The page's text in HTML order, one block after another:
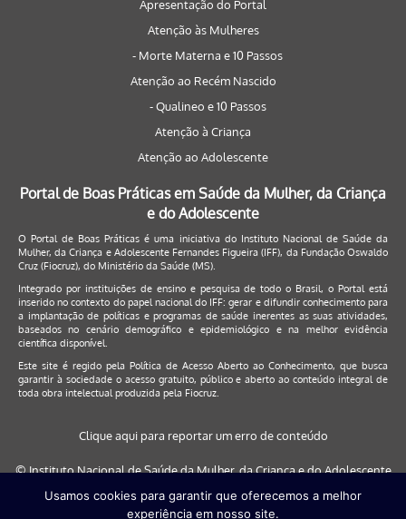
Apresentação do Portal
Atenção às Mulheres
- Morte Materna e 10 Passos
Atenção ao Recém Nascido
- Qualineo e 10 Passos
Atenção à Criança
Atenção ao Adolescente
Portal de Boas Práticas em Saúde da Mulher, da Criança
e do Adolescente
O Portal de Boas Práticas é uma iniciativa do Instituto Nacional de Saúde da
Mulher, da Criança e Adolescente Fernandes Figueira (IFF), da Fundação Oswaldo
Cruz (Fiocruz), do Ministério da Saúde (MS).
Integrado por instituições de ensino e pesquisa de todo o Brasil, o Portal está
inserido no contexto do papel nacional do IFF: gerar e difundir conhecimento para
a implantação de políticas e programas de saúde inerentes as suas atividades,
baseados no cenário demográfico e epidemiológico e na melhor evidência
científica disponível.
Este site é regido pela Política de Acesso Aberto ao Conhecimento, que busca
garantir à sociedade o acesso gratuito, público e aberto ao conteúdo integral de
toda obra intelectual produzida pela Fiocruz.
Clique aqui para reportar um erro de conteúdo
© Instituto Nacional de Saúde da Mulher, da Criança e do Adolescente
Usamos cookies para garantir que oferecemos a melhor
experiência em nosso site.